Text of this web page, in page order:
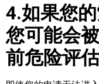
4.如果您
您可能会
前危险评估